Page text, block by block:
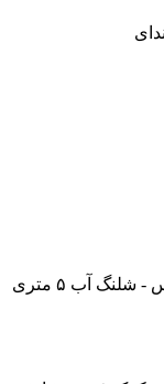
آب ۵ متری